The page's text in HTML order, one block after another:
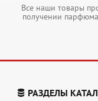
Все наши товары
получении
РАЗДЕЛЫ